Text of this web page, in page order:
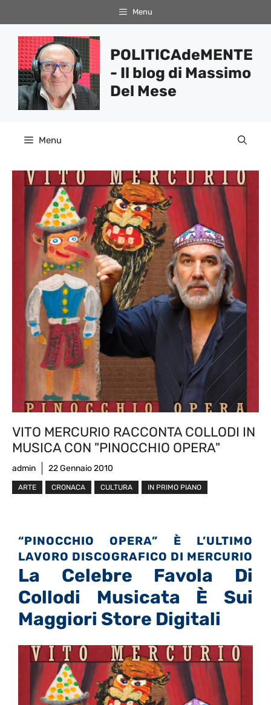
al
contenuto
Menu
POLITICAdeMENTE
- Il blog di Massimo
Del Mese
Menu
VITO MERCURIO RACCONTA COLLODI IN
MUSICA CON "PINOCCHIO OPERA"
admin 22 Gennaio 2010
ARTE CRONACA CULTURA IN PRIMO PIANO
“PINOCCHIO OPERA” È L’ULTIMO
LAVORO DISCOGRAFICO DI MERCURIO
La Celebre Favola Di
Collodi Musicata È Sui
Maggiori Store Digitali